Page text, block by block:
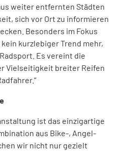
weiter entfernten Städten
sich vor Ort zu informieren
Besonders im Fokus
kurzlebiger Trend mehr,
Es vereint die
Vielseitigkeit breiter Reifen
ist das einzigartige
aus Bike-, Angel-
wir nicht nur gezielt